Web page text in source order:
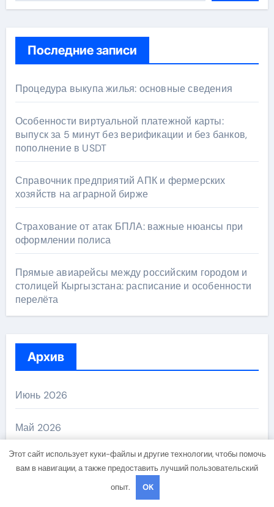
Последние записи
Процедура выкупа жилья: основные сведения
Особенности виртуальной платежной карты:
выпуск за 5 минут без верификации и без банков,
пополнение в USDT
Справочник предприятий АПК и фермерских
хозяйств на аграрной бирже
Страхование от атак БПЛА: важные нюансы при
оформлении полиса
Прямые авиарейсы между российским городом и
столицей Кыргызстана: расписание и особенности
перелёта
Архив
Июнь 2026
Май 2026
Апрель 2026
Этот сайт использует куки-файлы и другие технологии, чтобы помочь
вам в навигации, а также предоставить лучший пользовательский
опыт.
OK